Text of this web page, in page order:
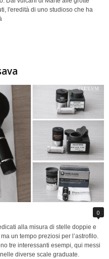
l'eredità di uno studioso che ha
0
alla misura di stelle doppie e
un tempo preziosi per l’astrofilo.
tre interessanti esempi, qui messi
diverse scale graduate.